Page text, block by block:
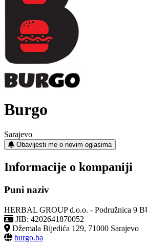
Burgo
Sarajevo
Obavijesti me o novim oglasima
Informacije o kompaniji
Puni naziv
HERBAL GROUP d.o.o. - Podružnica 9
JIB: 4202641870052
Džemala Bijedića 129, 71000 Sarajevo
burgo.ba